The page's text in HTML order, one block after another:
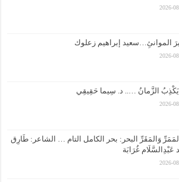
2026-
الموانئِ…سعيد إبراهيم زعلوك
2026-
الزَّمانُ ….. د. سِيما حَقِيقِي
2026-
وَالمَقَرِّ البحر: بحر الكامل التام … الشاعر: طَارِق
عَبْدِالسَّلَام غُرَابَة
2026-